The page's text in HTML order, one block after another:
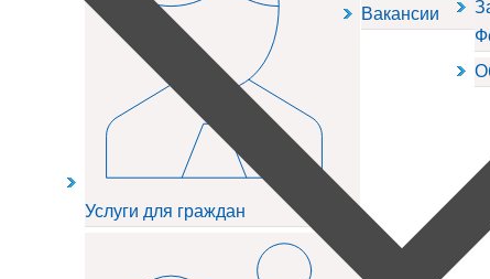
Услуги для граждан
Вакансии